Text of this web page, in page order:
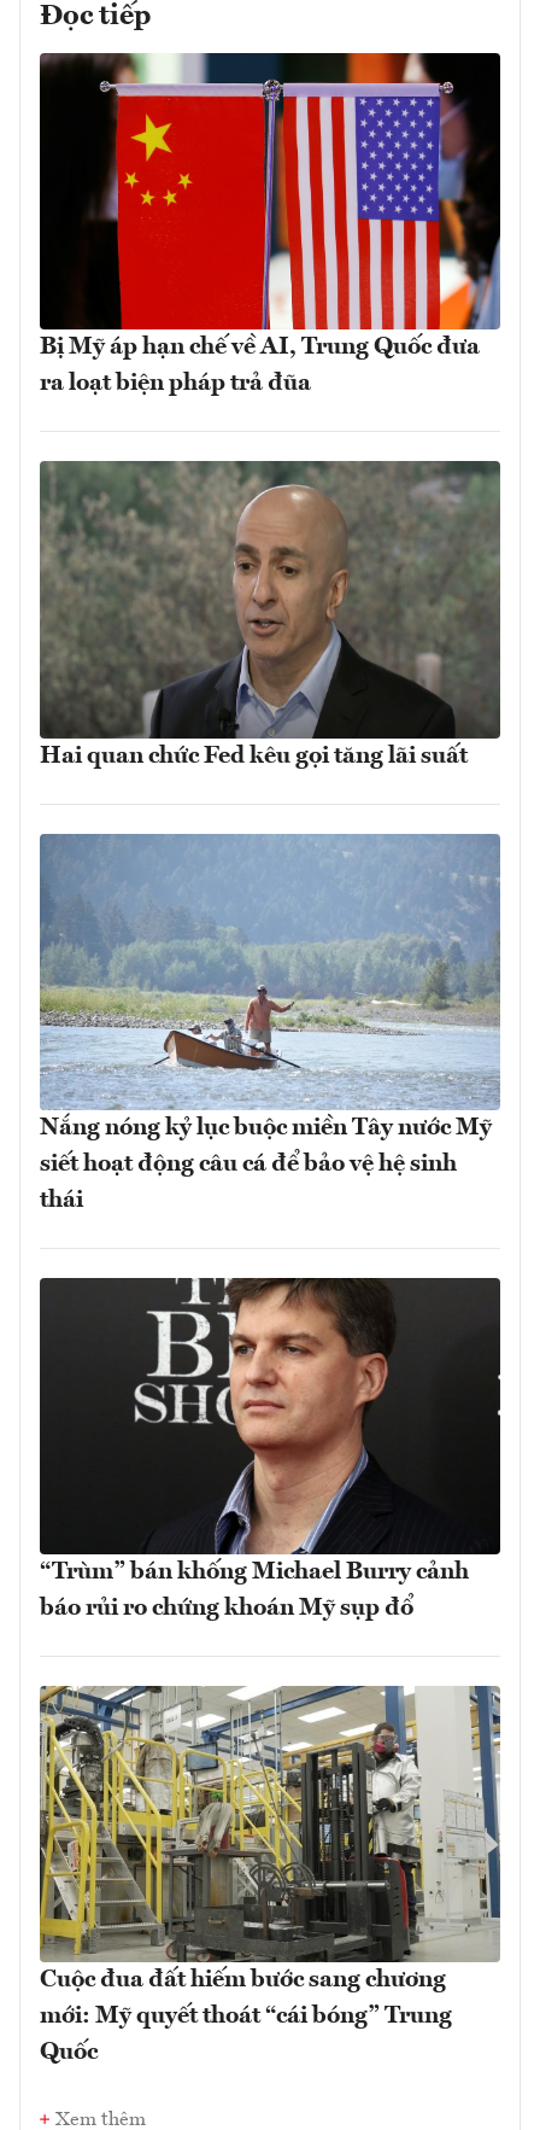
Đọc tiếp
Bị Mỹ áp hạn chế về AI, Trung Quốc đưa
ra loạt biện pháp trả đũa
Hai quan chức Fed kêu gọi tăng lãi suất
Nắng nóng kỷ lục buộc miền Tây nước Mỹ
siết hoạt động câu cá để bảo vệ hệ sinh
thái
“Trùm” bán khống Michael Burry cảnh
báo rủi ro chứng khoán Mỹ sụp đổ
Cuộc đua đất hiếm bước sang chương
mới: Mỹ quyết thoát “cái bóng” Trung
Quốc
Xem thêm